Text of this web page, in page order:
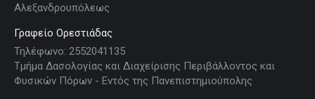
Αλεξανδρουπόλεως
Γραφείο Ορεστιάδας
Τηλέφωνο: 2552041135
Τμήμα Δασολογίας και Διαχείρισης Περιβάλλοντος και
Φυσικών Πόρων - Εντός της Πανεπιστημιούπολης